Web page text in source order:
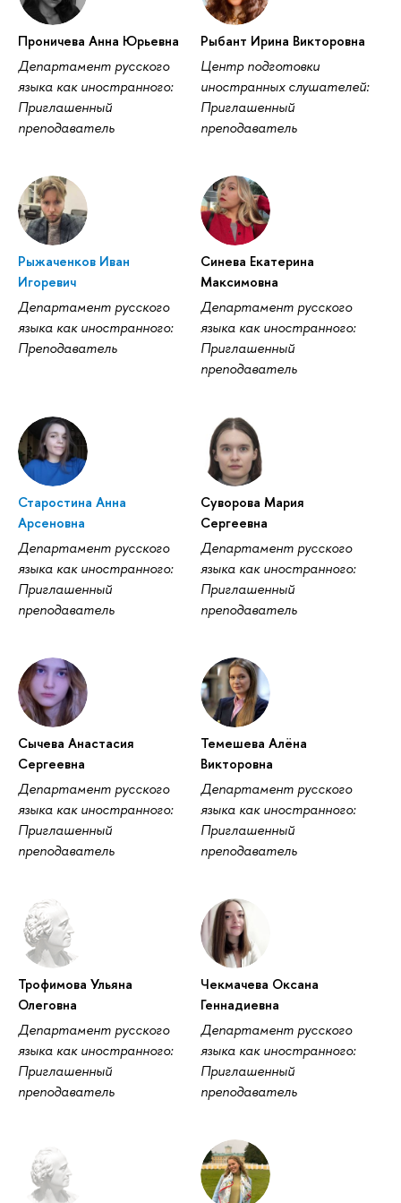
Проничева Анна Юрьевна
Департамент русского
языка как иностранного:
Приглашенный
преподаватель
Рыбант Ирина Викторовна
Центр подготовки
иностранных слушателей:
Приглашенный
преподаватель
Рыжаченков Иван
Игоревич
Департамент русского
языка как иностранного:
Преподаватель
Синева Екатерина
Максимовна
Департамент русского
языка как иностранного:
Приглашенный
преподаватель
Старостина Анна
Арсеновна
Департамент русского
языка как иностранного:
Приглашенный
преподаватель
Суворова Мария
Сергеевна
Департамент русского
языка как иностранного:
Приглашенный
преподаватель
Сычева Анастасия
Сергеевна
Департамент русского
языка как иностранного:
Приглашенный
преподаватель
Темешева Алёна
Викторовна
Департамент русского
языка как иностранного:
Приглашенный
преподаватель
Трофимова Ульяна
Олеговна
Департамент русского
языка как иностранного:
Приглашенный
преподаватель
Чекмачева Оксана
Геннадиевна
Департамент русского
языка как иностранного:
Приглашенный
преподаватель